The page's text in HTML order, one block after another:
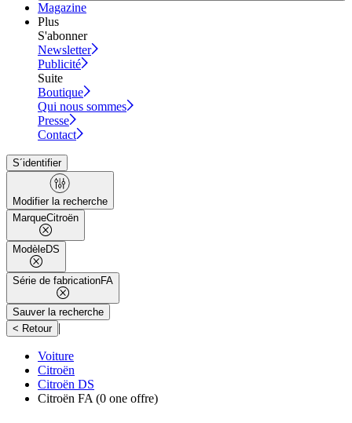
Magazine
Plus
S'abonner
Newsletter
Publicité
Suite
Boutique
Qui nous sommes
Presse
Contact
S´identifier
Modifier la recherche
MarqueCitroën
ModèleDS
Série de fabricationFA
Sauver la recherche
< Retour |
Voiture
Citroën
Citroën DS
Citroën FA (0 one offre)